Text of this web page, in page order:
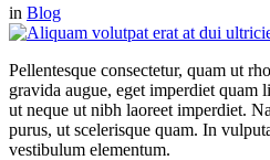
in Blog
Pellentesque consectetur, quam ut
gravida augue, eget imperdiet quam
ut neque ut nibh laoreet imperdiet.
purus, ut scelerisque quam. In
vestibulum elementum.